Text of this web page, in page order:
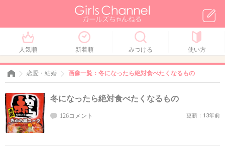
人気順 新着順 みつける 使い方
恋愛・結婚 画像一覧：冬になったら絶対食べたくなるもの
冬になったら絶対食べたくなるもの
126コメント 更新：13年前